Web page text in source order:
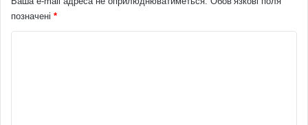
позначені *